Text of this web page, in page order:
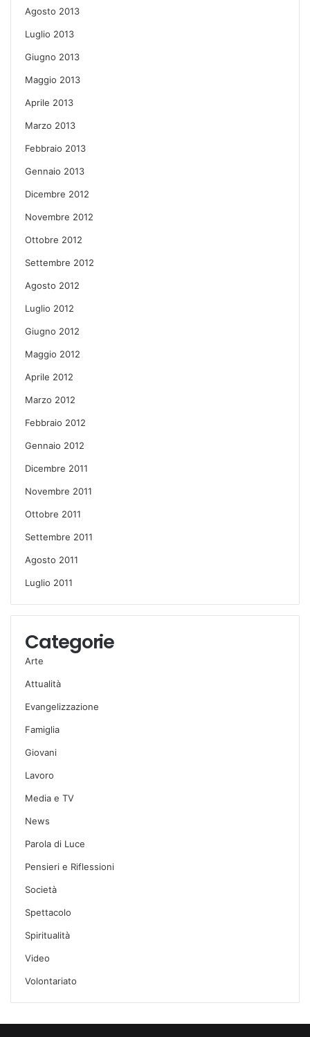
Agosto 2013
Luglio 2013
Giugno 2013
Maggio 2013
Aprile 2013
Marzo 2013
Febbraio 2013
Gennaio 2013
Dicembre 2012
Novembre 2012
Ottobre 2012
Settembre 2012
Agosto 2012
Luglio 2012
Giugno 2012
Maggio 2012
Aprile 2012
Marzo 2012
Febbraio 2012
Gennaio 2012
Dicembre 2011
Novembre 2011
Ottobre 2011
Settembre 2011
Agosto 2011
Luglio 2011
Categorie
Arte
Attualità
Evangelizzazione
Famiglia
Giovani
Lavoro
Media e TV
News
Parola di Luce
Pensieri e Riflessioni
Società
Spettacolo
Spiritualità
Video
Volontariato